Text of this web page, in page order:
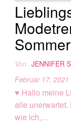
Von JENNIFER
Februar 17, 2021
♥ Hallo meine
alle unerwartet.
wie ich,…